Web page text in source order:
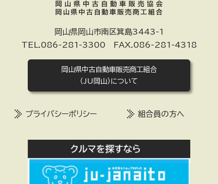
岡山県岡山市南区箕島3443-1
TEL.086-281-3300 FAX.086-281-4318
岡山県中古自動車販売商工組合
（JU岡山）について
プライバシーポリシー 組合員の方へ